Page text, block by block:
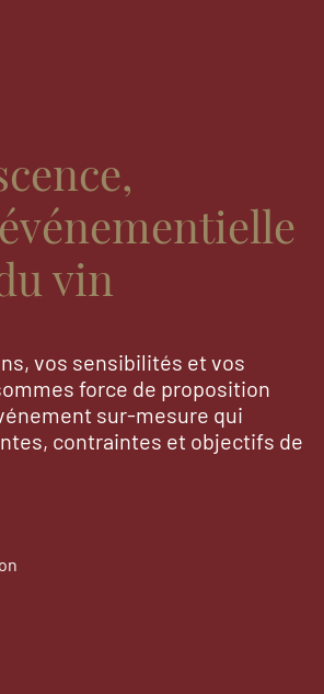
vin
vos sensibilités et vos
force de proposition
sur-mesure qui
contraintes et objectifs de